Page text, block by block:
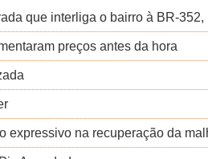
que interliga o bairro à BR-
preços antes da hora
na recuperação da